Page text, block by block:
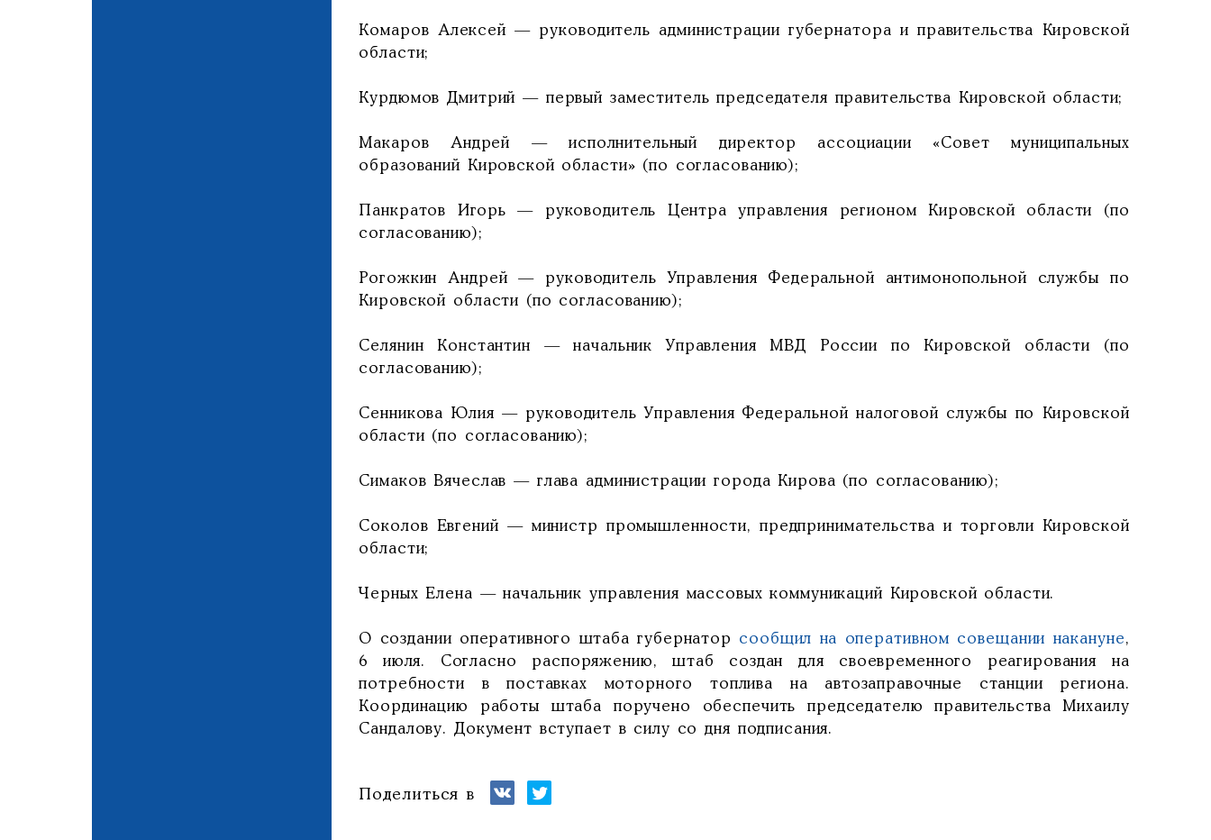
Комаров Алексей — руководитель администрации губернатора и правительства Кировской
области;
Курдюмов Дмитрий — первый заместитель председателя правительства Кировской области;
Макаров Андрей — исполнительный директор ассоциации «Совет муниципальных
образований Кировской области» (по согласованию);
Панкратов Игорь — руководитель Центра управления регионом Кировской области (по
согласованию);
Рогожкин Андрей — руководитель Управления Федеральной антимонопольной службы по
Кировской области (по согласованию);
Селянин Константин — начальник Управления МВД России по Кировской области (по
согласованию);
Сенникова Юлия — руководитель Управления Федеральной налоговой службы по Кировской
области (по согласованию);
Симаков Вячеслав — глава администрации города Кирова (по согласованию);
Соколов Евгений — министр промышленности, предпринимательства и торговли Кировской
области;
Черных Елена — начальник управления массовых коммуникаций Кировской области.
О создании оперативного штаба губернатор сообщил на оперативном совещании накануне,
6 июля. Согласно распоряжению, штаб создан для своевременного реагирования на
потребности в поставках моторного топлива на автозаправочные станции региона.
Координацию работы штаба поручено обеспечить председателю правительства Михаилу
Сандалову. Документ вступает в силу со дня подписания.
Поделиться в